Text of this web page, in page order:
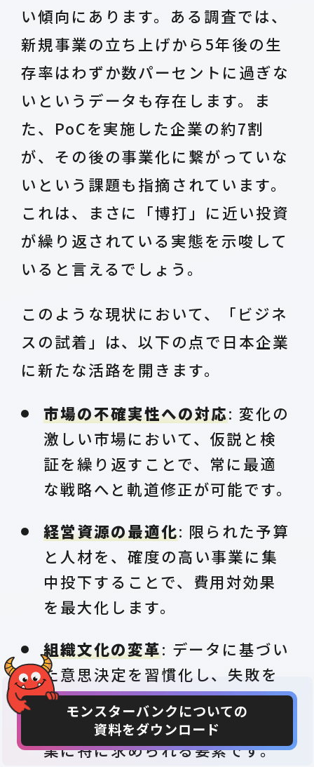
モンスターバンクについての
資料をダウンロード
CONTACT DOWNLOAD
い傾向にあります。ある調査では、
新規事業の立ち上げから5年後の生
存率はわずか数パーセントに過ぎな
いというデータも存在します。ま
た、PoCを実施した企業の約7割
が、その後の事業化に繋がっていな
いという課題も指摘されています。
これは、まさに「博打」に近い投資
が繰り返されている実態を示唆して
いると言えるでしょう。
このような現状において、「ビジネ
スの試着」は、以下の点で日本企業
に新たな活路を開きます。
市場の不確実性への対応: 変化の
激しい市場において、仮説と検
証を繰り返すことで、常に最適
な戦略へと軌道修正が可能です。
経営資源の最適化: 限られた予算
と人材を、確度の高い事業に集
中投下することで、費用対効果
を最大化します。
組織文化の変革: データに基づい
た意思決定を習慣化し、失敗を
恐れずに挑戦できる文化を醸成
します。これは、現代の日本企
業に特に求められる要素です。